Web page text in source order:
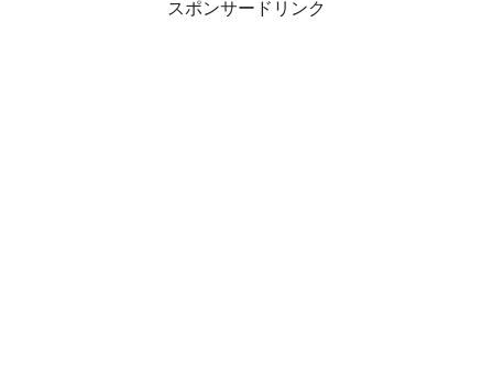
スポンサードリンク